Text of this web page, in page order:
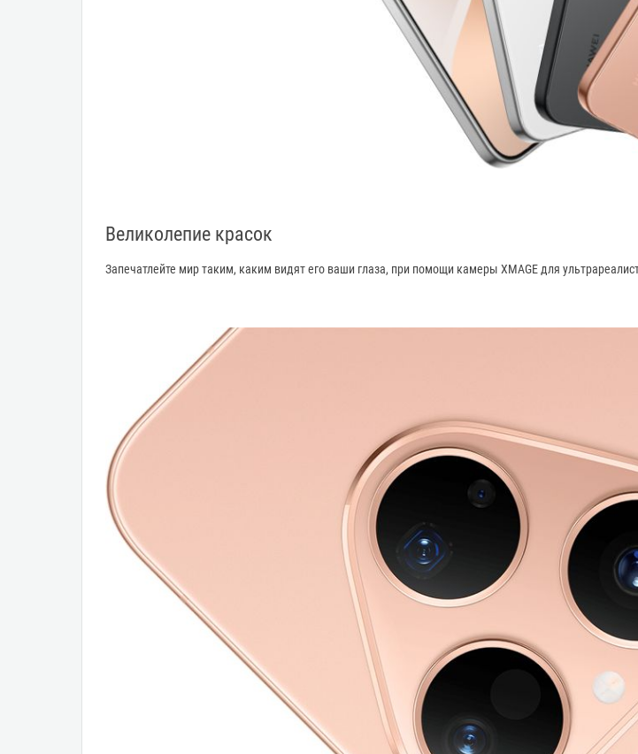
Великолепие красок
Запечатлейте мир таким, каким видят его ваши глаза, при помощи камеры XMAGE для